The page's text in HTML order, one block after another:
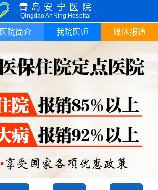
青岛安宁医院
Qingdao AnNing Hospital
医院简介 我院医师 媒体报道